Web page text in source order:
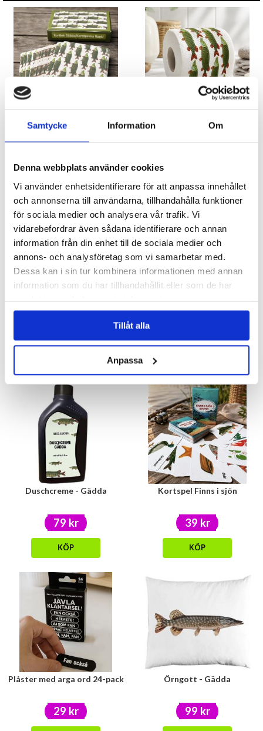
Samtycke Information Om
Denna webbplats använder cookies
Vi använder enhetsidentifierare för att anpassa innehållet
och annonserna till användarna, tillhandahålla funktioner
för sociala medier och analysera vår trafik. Vi
vidarebefordrar även sådana identifierare och annan
information från din enhet till de sociala medier och
annons- och analysföretag som vi samarbetar med.
Dessa kan i sin tur kombinera informationen med annan
information som du har tillhandahållit eller som de har
Tillåt alla
Anpassa
29 kr
KÖP
Duschcreme - Gädda
79 kr
KÖP
Kortspel Finns i sjön
39 kr
KÖP
Plåster med arga ord 24-pack
29 kr
Örngott - Gädda
99 kr